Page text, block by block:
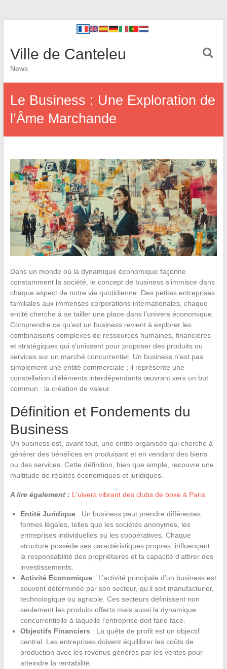
Ville de Canteleu
News
Le Business : Une Exploration de
l’Âme Marchande
Dans un monde où la dynamique économique façonne
constamment la société, le concept de business s’immisce dans
chaque aspect de notre vie quotidienne. Des petites entreprises
familiales aux immenses corporations internationales, chaque
entité cherche à se tailler une place dans l’univers économique.
Comprendre ce qu’est un business revient à explorer les
combinaisons complexes de ressources humaines, financières
et stratégiques qui s’unissent pour proposer des produits ou
services sur un marché concurrentiel. Un business n’est pas
simplement une entité commerciale ; il représente une
constellation d’éléments interdépendants œuvrant vers un but
commun : la création de valeur.
Définition et Fondements du
Business
Un business est, avant tout, une entité organisée qui cherche à
générer des bénéfices en produisant et en vendant des biens
ou des services. Cette définition, bien que simple, recouvre une
multitude de réalités économiques et juridiques.
A lire également : L'uivers vibrant des clubs de boxe à Paris
Entité Juridique: Un business peut prendre différentes
formes légales, telles que les sociétés anonymes, les
entreprises individuelles ou les coopératives. Chaque
structure possède ses caractéristiques propres, influençant
la responsabilité des propriétaires et la capacité d’attirer des
investissements.
Activité Économique: L’activité principale d’un business est
souvent déterminée par son secteur, qu’il soit manufacturier,
technologique ou agricole. Ces secteurs définissent non
seulement les produits offerts mais aussi la dynamique
concurrentielle à laquelle l’entreprise doit faire face.
Objectifs Financiers : La quête de profit est un objectif
central. Les entreprises doivent équilibrer les coûts de
production avec les revenus générés par les ventes pour
atteindre la rentabilité.